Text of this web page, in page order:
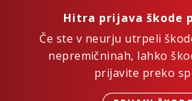
Hitra prijava škode
Če ste v neurju utrpeli
nepremičninah, lahko
prijavite preko